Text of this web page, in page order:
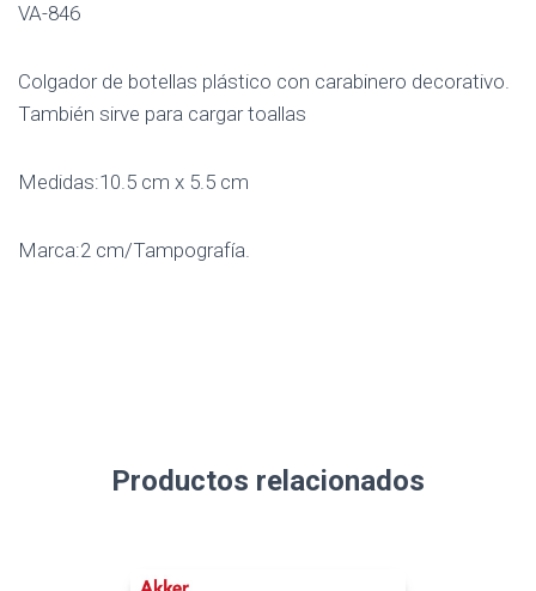
VA-846
Colgador de botellas plástico con carabinero decorativo.
También sirve para cargar toallas
Medidas:10.5 cm x 5.5 cm
Marca:2 cm/Tampografía.
Productos relacionados